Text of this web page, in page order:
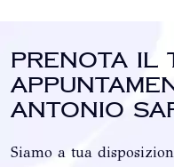
Prenota il
Antonio
Siamo a tua